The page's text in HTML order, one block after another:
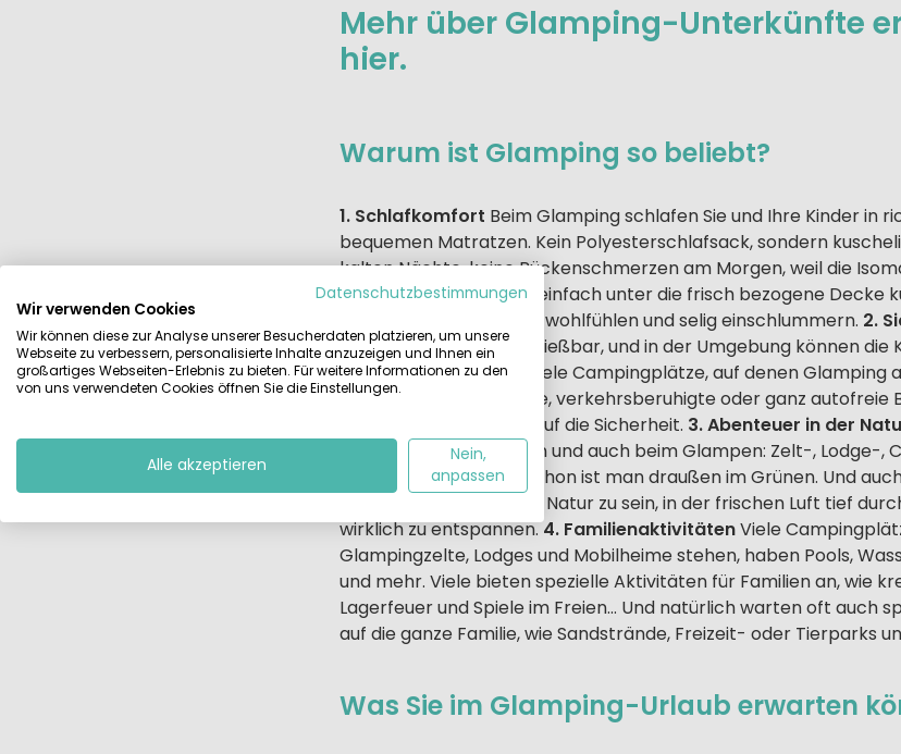
Mehr über Glamping-Unterkünfte
hier.
Warum ist Glamping so beliebt?
1. Schlafkomfort Beim Glamping schlafen Sie und Ihre Kinder in
bequemen Matratzen. Kein Polyesterschlafsack, sondern
kalten Nächte, keine Rückenschmerzen am Morgen, weil die
bequem war… sondern einfach unter die frisch bezogene Decke
richtigen Kissen betten, wohlfühlen und selig einschlummern. 2.
Unterkünfte sind abschließbar, und in der Umgebung können die
unbeschwert spielen. Viele Campingplätze, auf denen Glamping
auch sichere Spielplätze, verkehrsberuhigte oder ganz autofreie
das Campingpersonal auf die Sicherheit. 3. Abenteuer in der
Schönste beim Campen und auch beim Glampen: Zelt-, Lodge-,
Mobilheimtür auf und schon ist man draußen im Grünen. Und
Gefühl, fast eins mit der Natur zu sein, in der frischen Luft tief
wirklich zu entspannen.4. FamilienaktivitätenViele
Glampingzelte, Lodges und Mobilheime stehen, haben Pools,
und mehr. Viele bieten spezielle Aktivitäten für Familien an, wie
Lagerfeuer und Spiele im Freien… Und natürlich warten oft auch
auf die ganze Familie, wie Sandstrände, Freizeit- oder Tierparks
Was Sie im Glamping-Urlaub erwarten
Datenschutzbestimmungen
Wir verwenden Cookies
Wir können diese zur Analyse unserer Besucherdaten platzieren, um unsere
Webseite zu verbessern, personalisierte Inhalte anzuzeigen und Ihnen ein
großartiges Webseiten-Erlebnis zu bieten. Für weitere Informationen zu den
von uns verwendeten Cookies öffnen Sie die Einstellungen.
Alle akzeptieren
Nein,
anpassen